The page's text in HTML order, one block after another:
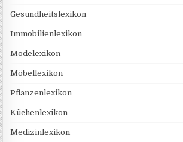
Gesundheitslexikon
Immobilienlexikon
Modelexikon
Möbellexikon
Pflanzenlexikon
Küchenlexikon
Medizinlexikon